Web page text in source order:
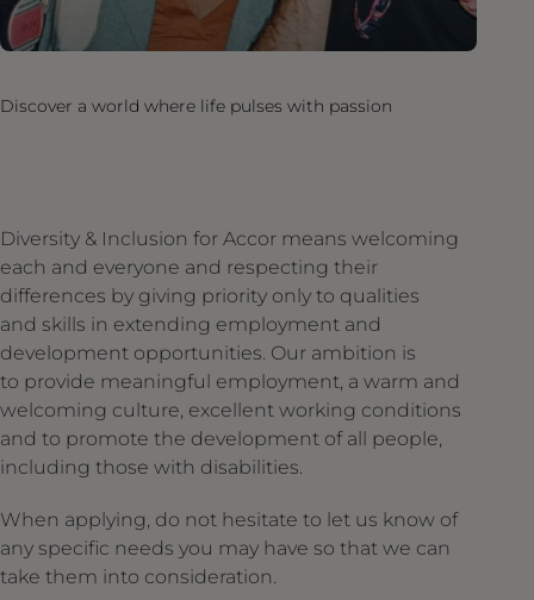
Discover a world where life pulses with passion
Diversity & Inclusion for Accor means welcoming
each and everyone and respecting their
differences by giving priority only to qualities
and skills in extending employment and
development opportunities. Our ambition is
to provide meaningful employment, a warm and
welcoming culture, excellent working conditions
and to promote the development of all people,
including those with disabilities.
When applying, do not hesitate to let us know of
any specific needs you may have so that we can
take them into consideration.